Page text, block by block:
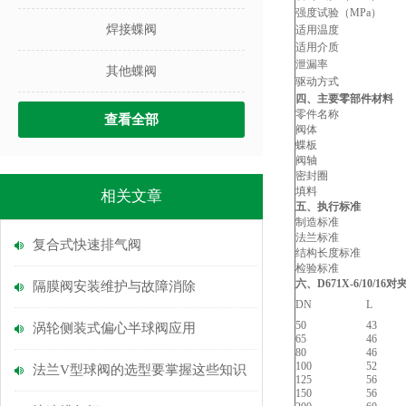
焊接蝶阀
其他蝶阀
查看全部
相关文章
复合式快速排气阀
隔膜阀安装维护与故障消除
涡轮侧装式偏心半球阀应用
法兰V型球阀的选型要掌握这些知识
强度试验（MPa）
适用温度
适用介质
泄漏率
驱动方式
四、主要零部件材料
零件名称
阀体
蝶板
阀轴
密封圈
填料
五、执行标准
制造标准
法兰标准
结构长度标准
检验标准
六、
DN
L
50
43
65
46
80
46
100
52
125
56
150
56